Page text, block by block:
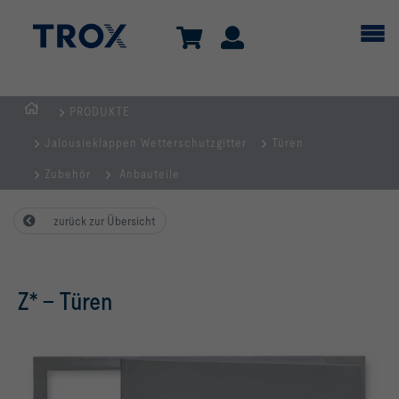
AUSTRIA
| Komponenten,
zur
Klimatisierung
PRODUKTE
Jalousieklappen Wetterschutzgitter Türen
Zubehör Anbauteile
zurück zur Übersicht
Z* – Türen